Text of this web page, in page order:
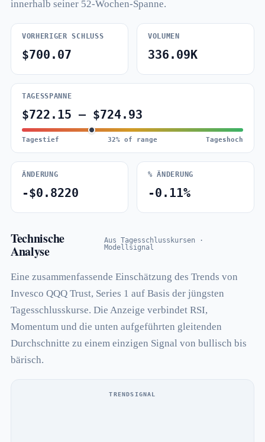
innerhalb seiner 52-Wochen-Spanne.
VORHERIGER SCHLUSS
$700.07
VOLUMEN
336.09K
TAGESSPANNE
$722.15 – $724.93
Tagestief 32% of range Tageshoch
ÄNDERUNG
-$0.8220
% ÄNDERUNG
-0.11%
Technische
Analyse
Aus Tagesschlusskursen ·
Modellsignal
Eine zusammenfassende Einschätzung des Trends von
Invesco QQQ Trust, Series 1 auf Basis der jüngsten
Tagesschlusskurse. Die Anzeige verbindet RSI,
Momentum und die unten aufgeführten gleitenden
Durchschnitte zu einem einzigen Signal von bullisch bis
bärisch.
TRENDSIGNAL